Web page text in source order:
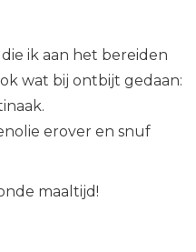
ik aan het bereiden
wat bij ontbijt gedaan:
erover en snuf
maaltijd!